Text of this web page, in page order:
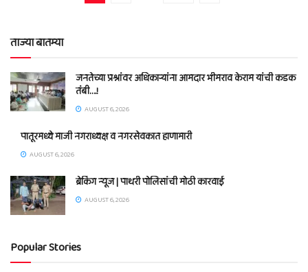
ताज्या बातम्या
जनतेच्या प्रश्नांवर अधिकाऱ्यांना आमदार भीमराव केराम यांची कडक
तंबी….!
AUGUST 6, 2026
पातूरमध्ये माजी नगराध्यक्ष व नगरसेवकात हाणामारी
AUGUST 6, 2026
ब्रेकिंग न्यूज | पाथरी पोलिसांची मोठी कारवाई
AUGUST 6, 2026
Popular Stories